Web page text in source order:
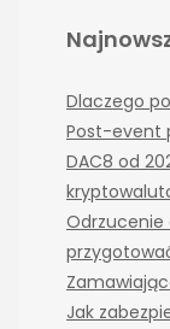
Dlaczego
Post-event
DAC8 od
Odrzucenie
Jak